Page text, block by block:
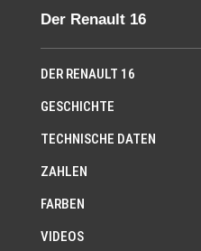
Der Renault 16
DER RENAULT 16
GESCHICHTE
TECHNISCHE DATEN
ZAHLEN
FARBEN
VIDEOS